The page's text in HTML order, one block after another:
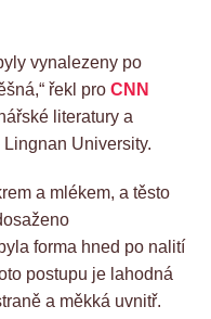
vynalezeny po
řekl pro CNN
literatury a
University.
a mlékem, a těsto
forma hned po nalití
postupu je lahodná
a měkká uvnitř.